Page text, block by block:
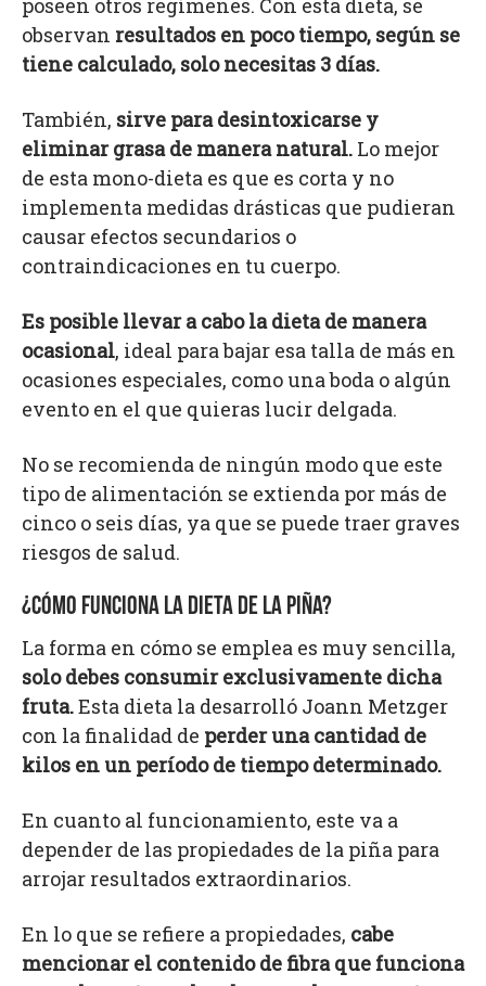
poseen otros regímenes. Con esta dieta, se
observan resultados en poco tiempo, según se
tiene calculado, solo necesitas 3 días.
También, sirve para desintoxicarse y
eliminar grasa de manera natural. Lo mejor
de esta mono-dieta es que es corta y no
implementa medidas drásticas que pudieran
causar efectos secundarios o
contraindicaciones en tu cuerpo.
Es posible llevar a cabo la dieta de manera
ocasional, ideal para bajar esa talla de más en
ocasiones especiales, como una boda o algún
evento en el que quieras lucir delgada.
No se recomienda de ningún modo que este
tipo de alimentación se extienda por más de
cinco o seis días, ya que se puede traer graves
riesgos de salud.
¿CÓMO FUNCIONA LA DIETA DE LA PIÑA?
La forma en cómo se emplea es muy sencilla,
solo debes consumir exclusivamente dicha
fruta.Esta dieta la desarrolló Joann Metzger
con la finalidad de perder una cantidad de
kilos en un período de tiempo determinado.
En cuanto al funcionamiento, este va a
depender de las propiedades de la piña para
arrojar resultados extraordinarios.
En lo que se refiere a propiedades, cabe
mencionar el contenido de fibra que funciona